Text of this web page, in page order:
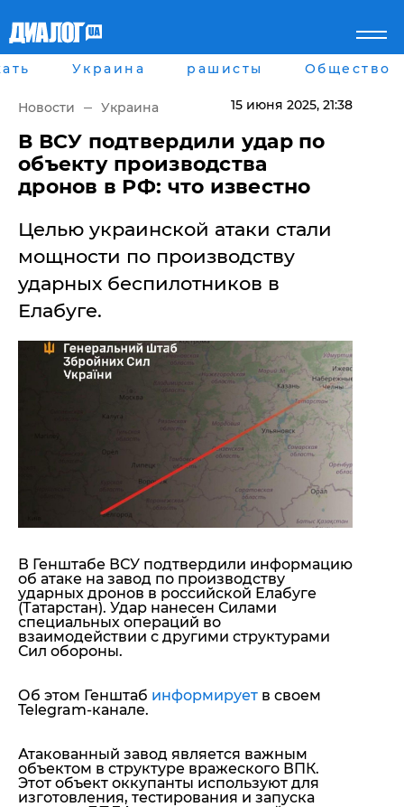
Главная
рассея
Мир
Беларусь
Военное обозрение
Наука и Техника
Мнение
Пресса
Шоу-биз
Здоровье
Украина
Спорт
Культура
Города
Харьков
Днепр
Львов
Война на Донбассе и в
Армия Украины
Лайф стайл
Здоровье
Помощь проекту
Стиль Диалога
Шоу-биз
Общество
Пресс-релизы
Пресс-релизы
Авторское
Мнение
Блоги
ИноСМИ
Украина рашисты Общество
Новости Украина 15 июня 2025, 21:38
В ВСУ подтвердили удар по
объекту производства
дронов в РФ: что известно
Целью украинской атаки стали
мощности по производству
ударных беспилотников в
Елабуге.
В Генштабе ВСУ подтвердили информацию
об атаке на завод по производству
ударных дронов в российской Елабуге
(Татарстан). Удар нанесен Силами
специальных операций во
взаимодействии с другими структурами
Сил обороны.
Об этом Генштаб информирует в своем
Telegram-канале.
Атакованный завод является важным
объектом в структуре вражеского ВПК.
Этот объект оккупанты используют для
изготовления, тестирования и запуска